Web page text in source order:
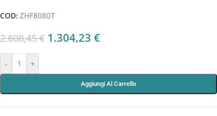
COD: ZHF8080T
2.608,45€ 1.304,23 €
- +
Aggiungi Al Carrello